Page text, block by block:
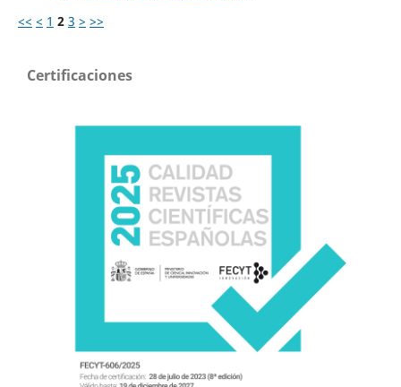
<< < 1 2 3 > >>
Certificaciones